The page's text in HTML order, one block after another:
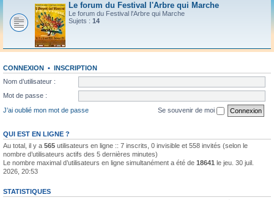
Le forum du Festival l'Arbre qui Marche
Le forum du Festival l'Arbre qui Marche
Sujets : 14
CONNEXION • INSCRIPTION
Nom d’utilisateur :
Mot de passe :
J’ai oublié mon mot de passe
Se souvenir de moi
QUI EST EN LIGNE ?
Au total, il y a 565 utilisateurs en ligne :: 7 inscrits, 0 invisible et 558 invités (selon le
nombre d’utilisateurs actifs des 5 dernières minutes)
Le nombre maximal d’utilisateurs en ligne simultanément a été de 18641 le jeu. 30 juil.
2026, 20:53
STATISTIQUES